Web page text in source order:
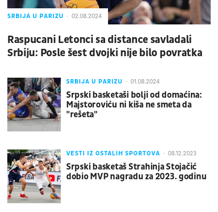
SRBIJA U PARIZU 02.08.2024
Raspucani Letonci sa distance savladali
Srbiju: Posle šest dvojki nije bilo povratka
SRBIJA U PARIZU 01.08.2024
Srpski basketaši bolji od domaćina:
Majstoroviću ni kiša ne smeta da
"rešeta"
VESTI IZ OSTALIH SPORTOVA 08.12.2023
Srpski basketaš Strahinja Stojačić
dobio MVP nagradu za 2023. godinu